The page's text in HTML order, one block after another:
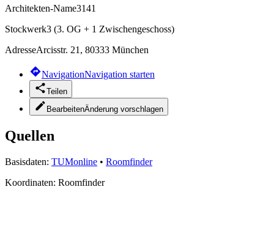
Architekten-Name3141
Stockwerk3 (3. OG + 1 Zwischengeschoss)
AdresseArcisstr. 21, 80333 München
NavigationNavigation starten
Teilen
BearbeitenÄnderung vorschlagen
Quellen
Basisdaten: TUMonline • Roomfinder
Koordinaten: Roomfinder